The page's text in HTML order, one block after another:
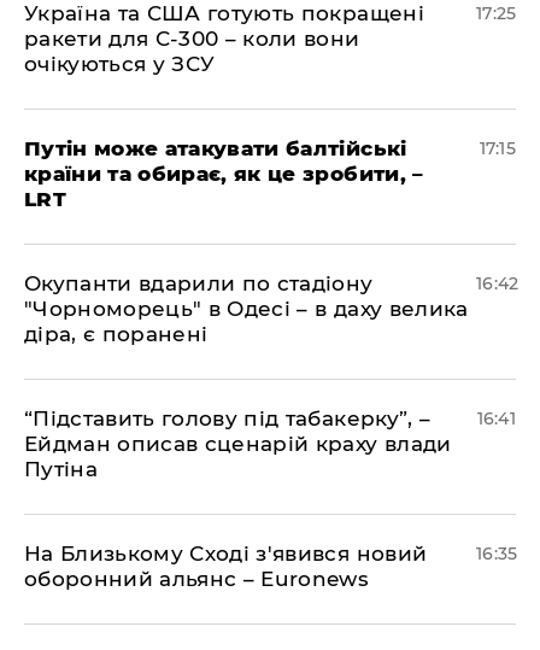
​Україна та США готують покращені
ракети для С-300 – коли вони
очікуються у ЗСУ
17:25
​Путін може атакувати балтійські
країни та обирає, як це зробити, –
LRT
17:15
​Окупанти вдарили по стадіону
"Чорноморець" в Одесі – в даху велика
діра, є поранені
16:42
​“Підставить голову під табакерку”, –
Ейдман описав сценарій краху влади
Путіна
16:41
На Близькому Сході з'явився новий
оборонний альянс – Euronews
16:35